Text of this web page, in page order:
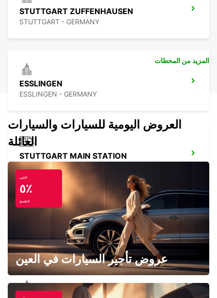
STUTTGART ZUFFENHAUSEN
STUTTGART - GERMANY
ESSLINGEN
ESSLINGEN - GERMANY
STUTTGART MAIN STATION
STUTTGART - GERMANY
STUTTGART CITY
STUTTGART - GERMANY
المزيد من المحطات
العروض اليومية للسيارات والسيارات
العائلة
حتى
٥٪
خصم
عروض تأجير السيارات في العين